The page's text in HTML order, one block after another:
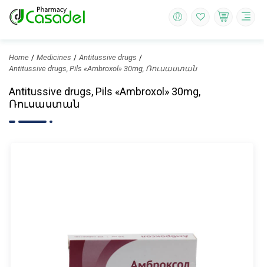
Home Medicines
Antitussive drugs
Antitussive drugs, Pils «Ambroxol» 30mg, Ռուսաստան
Antitussive drugs, Pils «Ambroxol» 30mg,
Ռուսաստան